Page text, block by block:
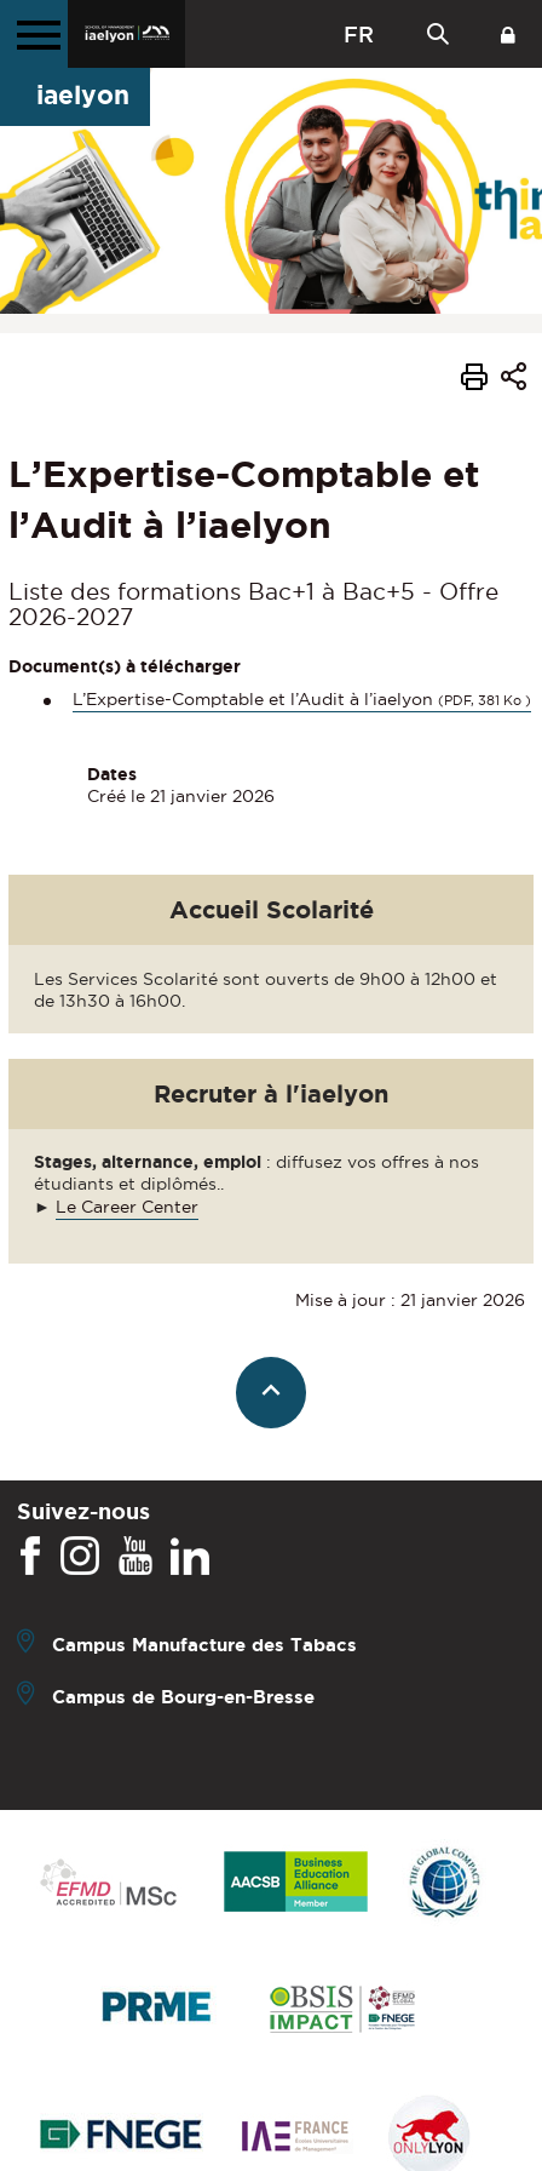
FR
iaelyon
L’Expertise-Comptable et
l’Audit à l’iaelyon
Liste des formations Bac+1 à Bac+5 - Offre
2026-2027
Document(s) à télécharger
L’Expertise-Comptable et l’Audit à l’iaelyon (PDF, 381 Ko )
Dates
Créé le 21 janvier 2026
Accueil Scolarité
Les Services Scolarité sont ouverts de 9h00 à 12h00 et
de 13h30 à 16h00.
Recruter à l'iaelyon
Stages, alternance, emploi : diffusez vos offres à nos
étudiants et diplômés..
► Le Career Center
Mise à jour : 21 janvier 2026
Suivez-nous
Campus Manufacture des Tabacs
Campus de Bourg-en-Bresse